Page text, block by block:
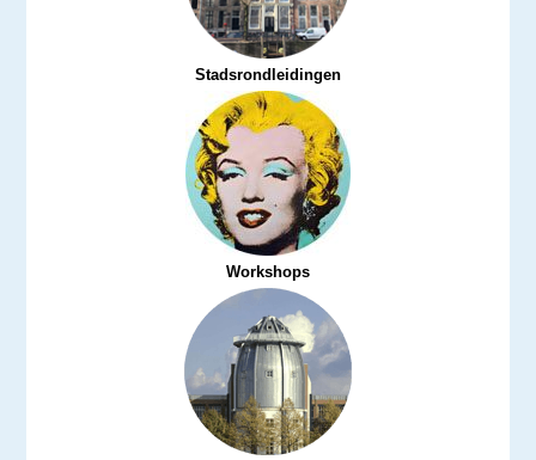
Stadsrondleidingen
Workshops